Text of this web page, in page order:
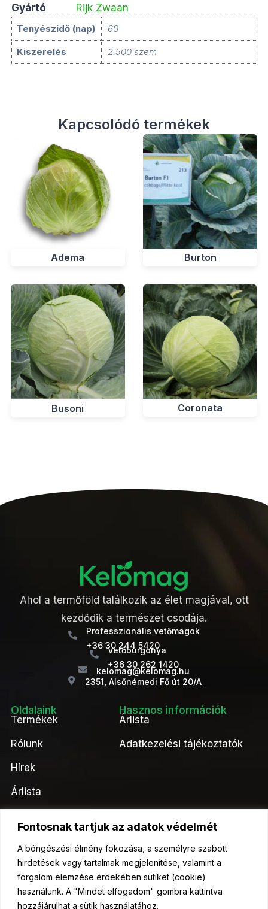
Fontosnak tartjuk az adatok védelmét
A böngészési élmény fokozása, a személyre szabott
hirdetések vagy tartalmak megjelenítése, valamint a
forgalom elemzése érdekében sütiket (cookie)
használunk. A "Mindet elfogadom" gombra kattintva
hozzájárulhat a sütik használatához.
Gyártó
Rijk Zwaan
Tenyészidő (nap) 60
Kiszerelés 2.500 szem
Kapcsolódó termékek
Adema Burton
Busoni Coronata
Ahol a termőföld találkozik az élet magjával, ott
kezdődik a természet csodája.
Professzionális vetőmagok
+36 30 244 5420
Vetőburgonya
+36 30 262 1420
kelomag@kelomag.hu
2351, Alsőnémedi Fő út 20/A
Oldalaink
Termékek
Rólunk
Hírek
Árlista
Hasznos információk
Árlista
Adatkezelési tájékoztatók
Kérjen ajánlatot tőlünk!
Ajánlatkérés